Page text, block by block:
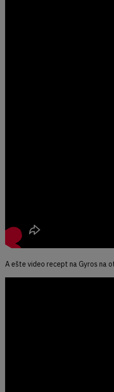
A ešte video recept na Gyros na